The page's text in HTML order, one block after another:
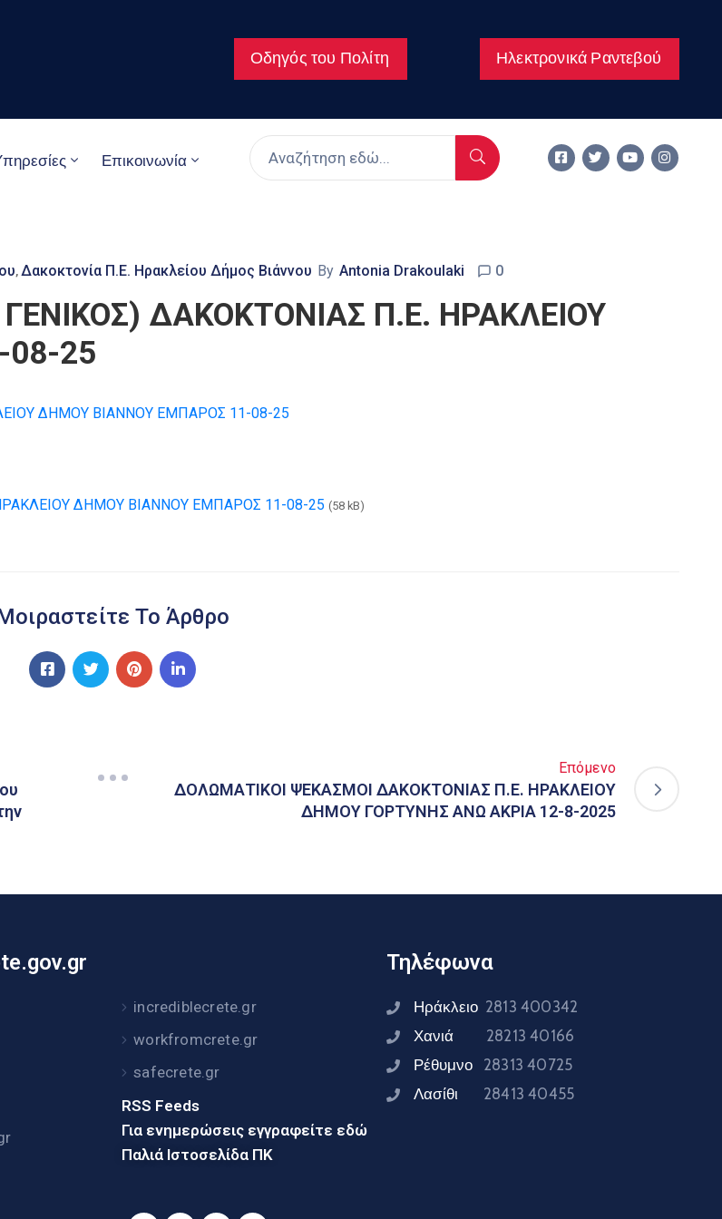
Οδηγός του Πολίτη Ηλεκτρονικά Ραντεβού
Επικοινωνία
‚ Δακοκτονία Π.Ε. Ηρακλείου Δήμος Βιάννου By Antonia Drakoulaki 0
ΔΑΚΟΚΤΟΝΙΑΣ Π.Ε. ΗΡΑΚΛΕΙΟΥ
25
ΔΗΜΟΥ ΒΙΑΝΝΟΥ ΕΜΠΑΡΟΣ 11-08-25
ΔΗΜΟΥ ΒΙΑΝΝΟΥ ΕΜΠΑΡΟΣ 11-08-25 (58 kB)
Το Άρθρο
Επόμενο
ΔΟΛΩΜΑΤΙΚΟΙ ΨΕΚΑΣΜΟΙ ΔΑΚΟΚΤΟΝΙΑΣ Π.Ε. ΗΡΑΚΛΕΙΟΥ
ΔΗΜΟΥ ΓΟΡΤΥΝΗΣ ΑΝΩ ΑΚΡΙΑ 12-8-2025
incrediblecrete.gr
workfromcrete.gr
safecrete.gr
RSS Feeds
Για ενημερώσεις εγγραφείτε εδώ
Παλιά Ιστοσελίδα ΠΚ
Τηλέφωνα
Ηράκλειο 2813 400342
Χανιά 28213 40166
Ρέθυμνο 28313 40725
Λασίθι 28413 40455